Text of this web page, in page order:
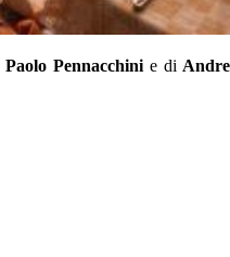
Paolo Pennacchini e di